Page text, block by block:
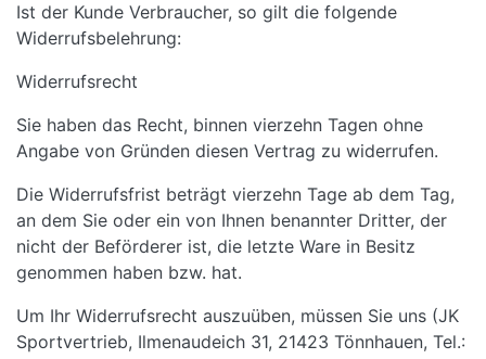
Ist der Kunde Verbraucher, so gilt die folgende
Widerrufsbelehrung:
Widerrufsrecht
Sie haben das Recht, binnen vierzehn Tagen ohne
Angabe von Gründen diesen Vertrag zu widerrufen.
Die Widerrufsfrist beträgt vierzehn Tage ab dem Tag,
an dem Sie oder ein von Ihnen benannter Dritter, der
nicht der Beförderer ist, die letzte Ware in Besitz
genommen haben bzw. hat.
Um Ihr Widerrufsrecht auszuüben, müssen Sie uns (JK
Sportvertrieb, Ilmenaudeich 31, 21423 Tönnhauen, Tel.: